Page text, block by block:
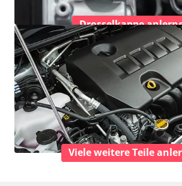
Drosselkappe
Viele weitere Teile